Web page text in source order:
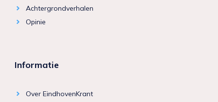
Achtergrondverhalen
Opinie
Informatie
Over EindhovenKrant